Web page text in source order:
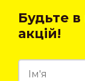
Будьте в
акцій!